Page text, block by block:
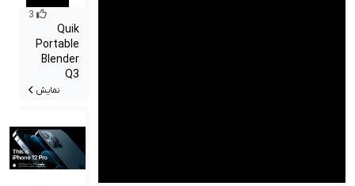
3
Quik
Portable
Blender
نمایش